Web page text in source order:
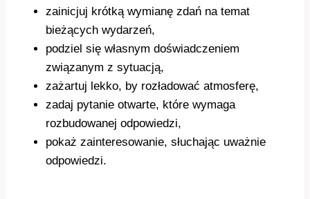
zainicjuj krótką wymianę zdań na temat
bieżących wydarzeń,
podziel się własnym doświadczeniem
związanym z sytuacją,
zażartuj lekko, by rozładować atmosferę,
zadaj pytanie otwarte, które wymaga
rozbudowanej odpowiedzi,
pokaż zainteresowanie, słuchając uważnie
odpowiedzi.